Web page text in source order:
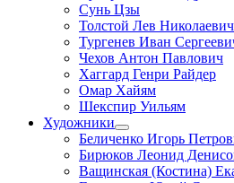
Сунь Цзы
Толстой Лев Николаевич
Тургенев Иван
Чехов Антон Павлович
Хаггард Генри Райдер
Омар Хайям
Шекспир Уильям
Художники
Беличенко Игорь
Бирюков Леонид
Ващинская (Костина)